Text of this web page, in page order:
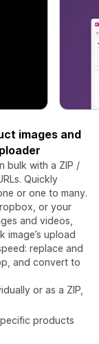
images and
bulk with a ZIP /
Quickly
or one to many.
or your
and videos,
upload
replace and
and convert to
or as a ZIP,
products